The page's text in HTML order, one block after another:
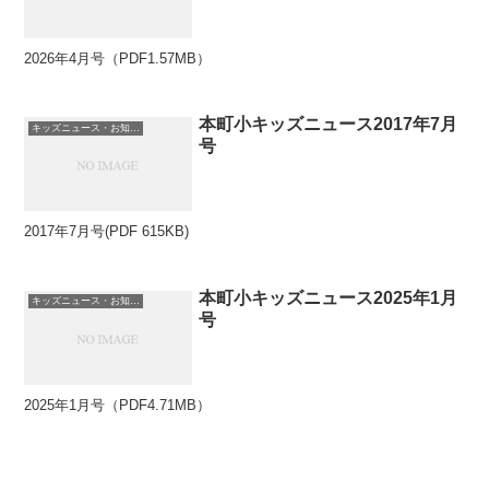
2026年4月号（PDF1.57MB）
本町小キッズニュース2017年7月
号
2017年7月号(PDF 615KB)
キッズニュース・お知らせ
本町小キッズニュース2025年1月
号
2025年1月号（PDF4.71MB）